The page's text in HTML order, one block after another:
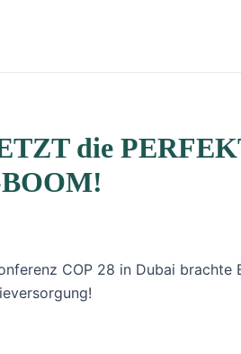
die
COP 28 in Dubai